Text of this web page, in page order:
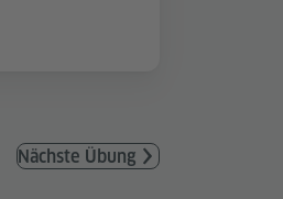
Nächste Übung